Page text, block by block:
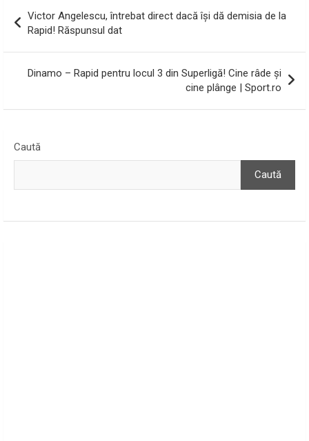
în
articole
Victor Angelescu, întrebat direct dacă își dă demisia de la
Rapid! Răspunsul dat
Dinamo – Rapid pentru locul 3 din Superligă! Cine râde și
cine plânge | Sport.ro
Caută
Caută